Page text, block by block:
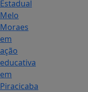
Estadual
Melo
Moraes
em
ação
educativa
em
Piracicaba